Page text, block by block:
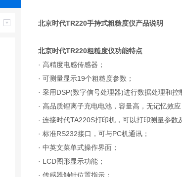
北京时代TR220手持式粗糙度仪产品说明
北京时代TR220粗糙度仪功能特点
· 高精度电感传感器；
· 可测量显示19个粗糙度参数；
· 采用DSP(数字信号处理器)进行数据处理和控
· 高品质锂离子充电电池，容量高，无记忆效
· 连接时代TA220S打印机，可以打印测量参数
· 标准RS232接口，可与PC机通讯；
· 中英文菜单式操作界面；
· LCD图形显示功能；
· 传感器触针位置指示；